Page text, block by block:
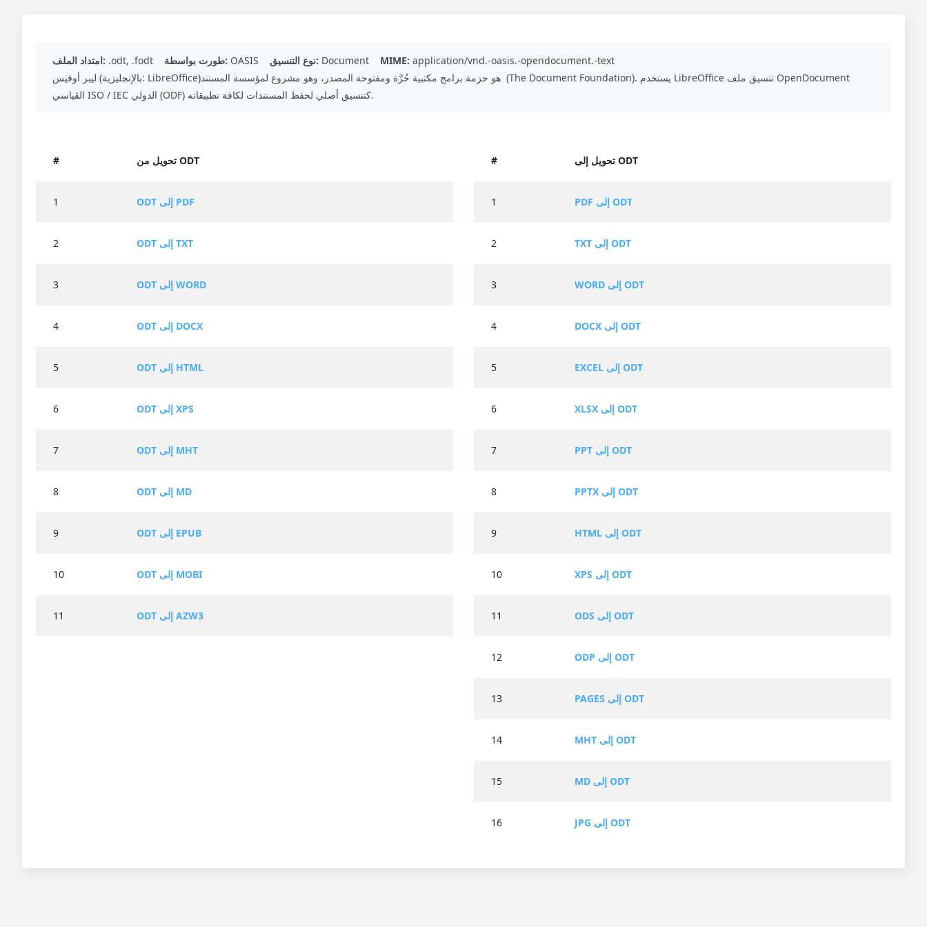
امتداد الملف: .odt, .fodt طورت بواسطة: OASIS نوع التنسيق: Document MIME: application/vnd.-oasis.-opendocument.-text
ليبر أوفيس (بالإنجليزية: LibreOffice)‏ هو حزمة برامج مكتبية حُرَّة ومفتوحة المصدر، وهو مشروع لمؤسسة المستند (The Document Foundation). يستخدم LibreOffice تنسيق ملف OpenDocument
القياسي ISO / IEC الدولي (ODF) كتنسيق أصلي لحفظ المستندات لكافة تطبيقاته.
# تحويل من ODT
1 ODT إلى PDF
2 ODT إلى TXT
3 ODT إلى WORD
4 ODT إلى DOCX
5 ODT إلى HTML
6 ODT إلى XPS
7 ODT إلى MHT
8 ODT إلى MD
9 ODT إلى EPUB
10 ODT إلى MOBI
11 ODT إلى AZW3
# تحويل إلى ODT
1 PDF إلى ODT
2 TXT إلى ODT
3 WORD إلى ODT
4 DOCX إلى ODT
5 EXCEL إلى ODT
6 XLSX إلى ODT
7 PPT إلى ODT
8 PPTX إلى ODT
9 HTML إلى ODT
10 XPS إلى ODT
11 ODS إلى ODT
12 ODP إلى ODT
13 PAGES إلى ODT
14 MHT إلى ODT
15 MD إلى ODT
16 JPG إلى ODT